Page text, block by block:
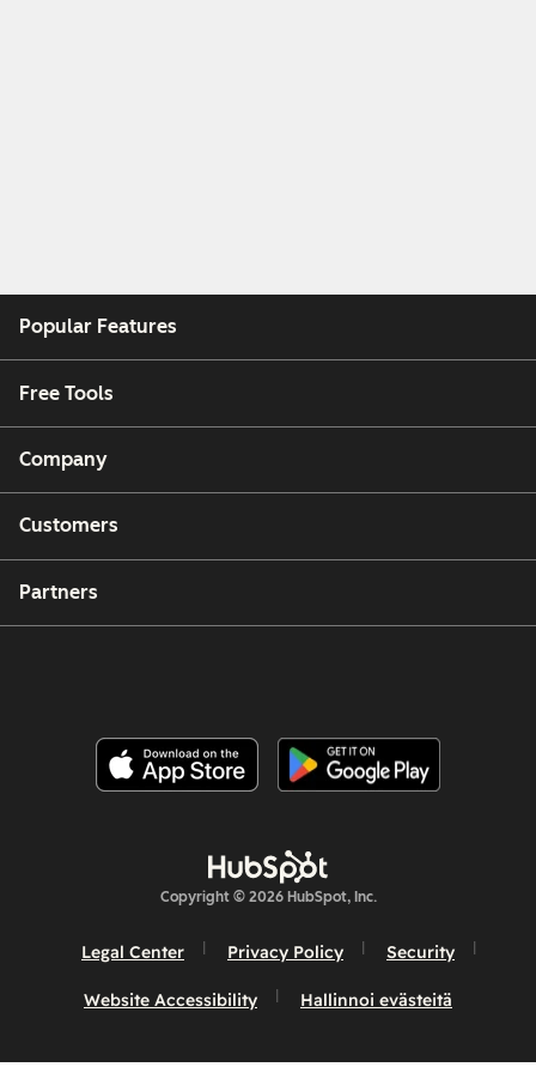
Popular Features
Free Tools
Company
Customers
Partners
Copyright © 2026 HubSpot, Inc.
Legal Center Privacy Policy Security
Website Accessibility Hallinnoi evästeitä